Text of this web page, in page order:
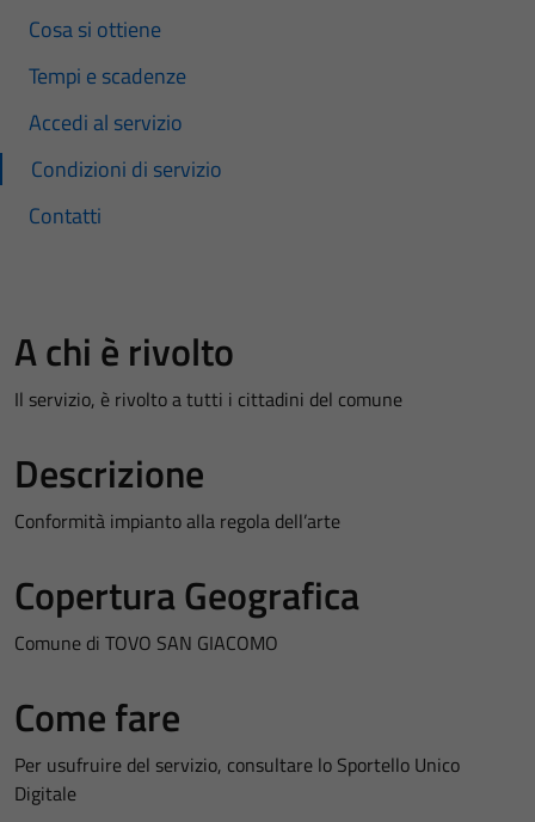
Cosa si ottiene
Tempi e scadenze
Accedi al servizio
Condizioni di servizio
Contatti
A chi è rivolto
Il servizio, è rivolto a tutti i cittadini del comune
Descrizione
Conformità impianto alla regola dell’arte
Copertura Geografica
Comune di TOVO SAN GIACOMO
Come fare
Per usufruire del servizio, consultare lo Sportello Unico
Digitale